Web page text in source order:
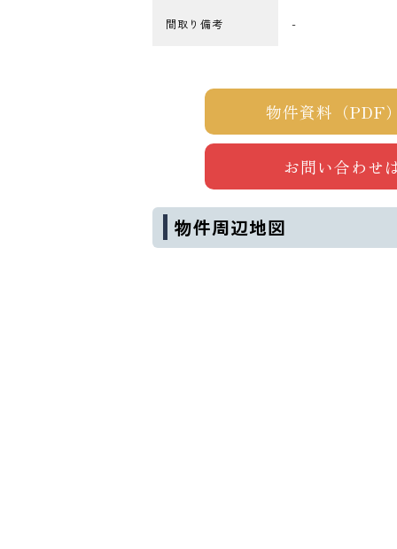
間取り備考 -
物件資料（PDF
お問い合わせ
物件周辺地図